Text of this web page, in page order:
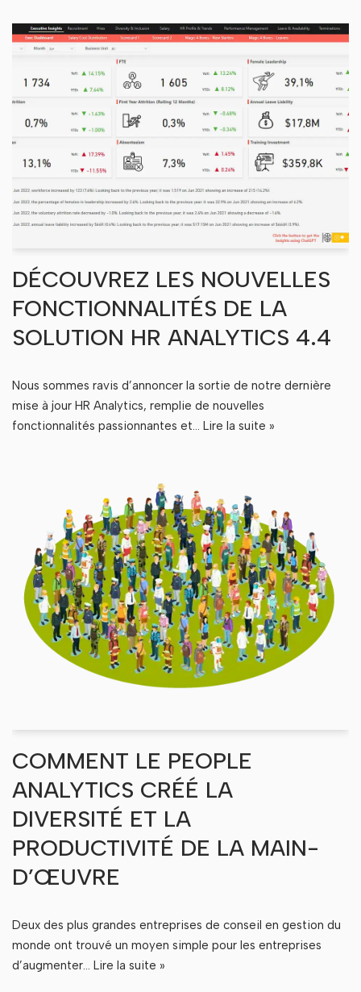
DÉCOUVREZ LES NOUVELLES
FONCTIONNALITÉS DE LA
SOLUTION HR ANALYTICS 4.4
Nous sommes ravis d’annoncer la sortie de notre dernière
mise à jour HR Analytics, remplie de nouvelles
fonctionnalités passionnantes et… Lire la suite »
COMMENT LE PEOPLE
ANALYTICS CRÉÉ LA
DIVERSITÉ ET LA
PRODUCTIVITÉ DE LA MAIN-
D’ŒUVRE
Deux des plus grandes entreprises de conseil en gestion du
monde ont trouvé un moyen simple pour les entreprises
d’augmenter… Lire la suite »